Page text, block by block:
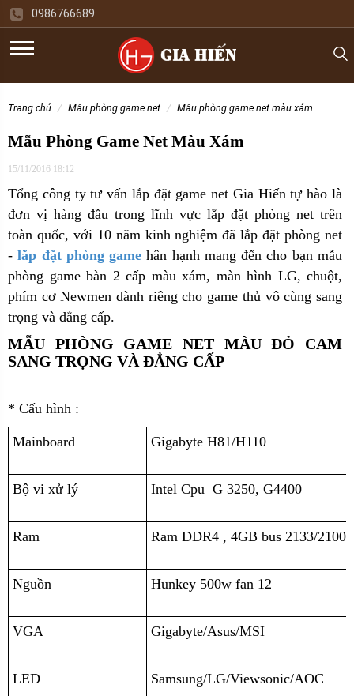
0986766689
trang chủ mẫu phòng game net mẫu phòng game net màu xám
Mẫu Phòng Game Net Màu Xám
15/11/2016 18:12
Tổng công ty tư vấn lắp đặt game net Gia Hiến tự hào là
đơn vị hàng đầu trong lĩnh vực lắp đặt phòng net trên
toàn quốc, với 10 năm kinh nghiệm đã lắp đặt phòng net
-lắp đặt phòng game hân hạnh mang đến cho bạn mẫu
phòng game bàn 2 cấp màu xám, màn hình LG, chuột,
phím cơ Newmen dành riêng cho game thủ vô cùng sang
trọng và đẳng cấp.
MẪU PHÒNG GAME NET MÀU ĐỎ CAM
SANG TRỌNG VÀ ĐẲNG CẤP
* Cấu hình :
Mainboard Gigabyte H81/H110
Bộ vi xử lý Intel Cpu G 3250, G4400
Ram Ram DDR4 , 4GB bus 2133/2100
Nguồn Hunkey 500w fan 12
VGA Gigabyte/Asus/MSI
LED Samsung/LG/Viewsonic/AOC